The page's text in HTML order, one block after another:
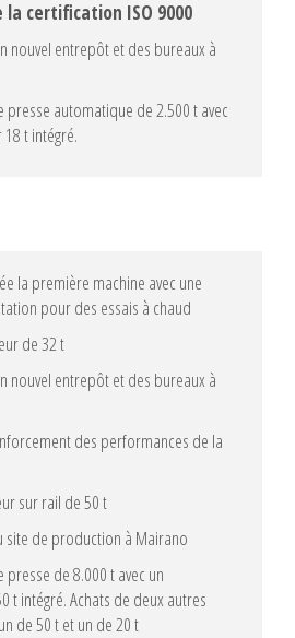
certification ISO 9000
nouvel entrepôt et des bureaux à
presse automatique de 2.500 t avec
t intégré.
la première machine avec une
pour des essais à chaud
de 32 t
nouvel entrepôt et des bureaux à
des performances de la
sur rail de 50 t
site de production à Mairano
presse de 8.000 t avec un
t intégré. Achats de deux autres
de 50 t et un de 20 t